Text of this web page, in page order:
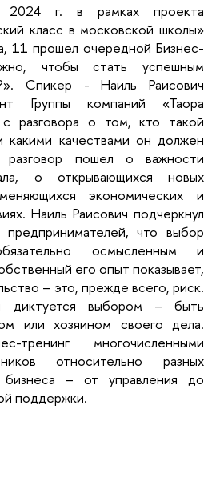
2024 г. в рамках проекта
класс в московской школы»
11 прошел очередной Бизнес-
чтобы стать успешным
Спикер - Наиль Раисович
Группы компаний «Таора
разговора о том, кто такой
какими качествами он должен
разговор пошел о важности
о открывающихся новых
экономических и
Наиль Раисович подчеркнул
предпринимателей, что выбор
осмысленным и
его опыт показывает,
– это, прежде всего, риск.
диктуется выбором – быть
или хозяином своего дела.
тренинг многочисленными
относительно разных
бизнеса – от управления до
поддержки.